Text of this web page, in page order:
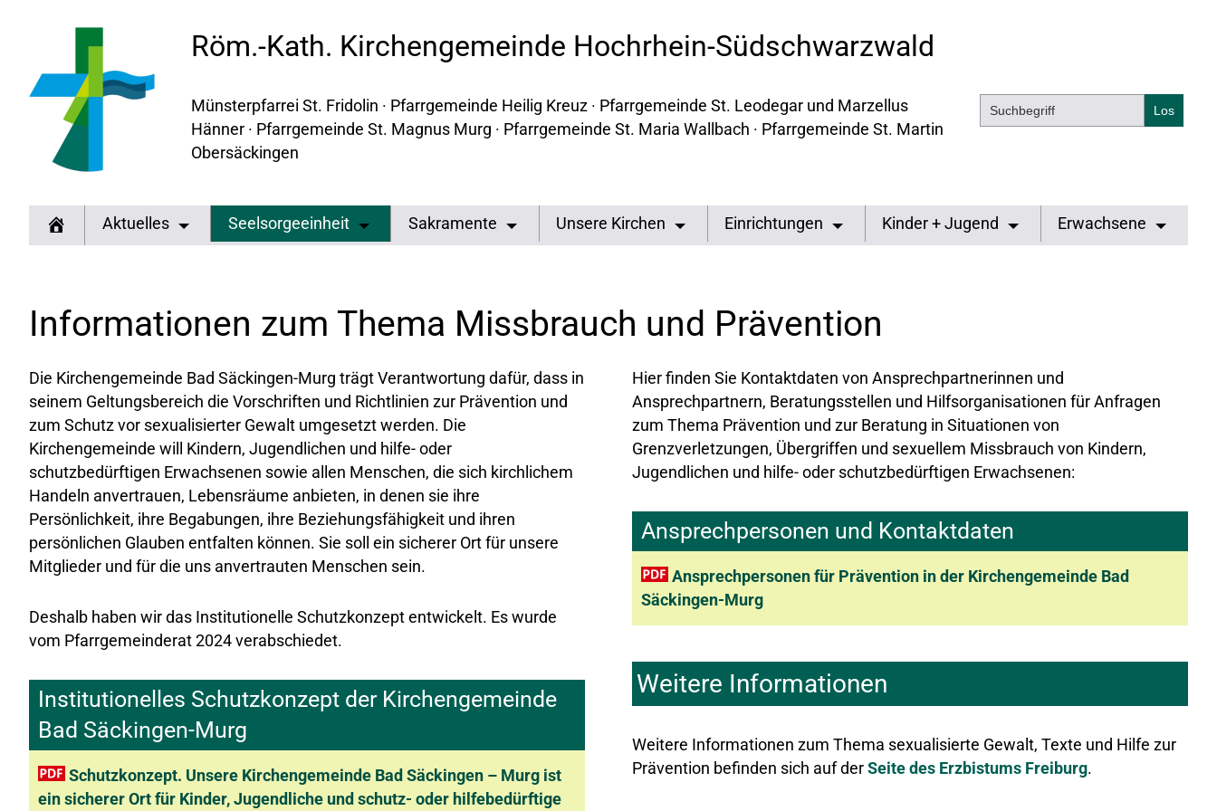
Röm.-Kath. Kirchengemeinde Hochrhein-Südschwarzwald
Münsterpfarrei St. Fridolin · Pfarrgemeinde Heilig Kreuz · Pfarrgemeinde St. Leodegar und Marzellus
Hänner · Pfarrgemeinde St. Magnus Murg · Pfarrgemeinde St. Maria Wallbach · Pfarrgemeinde St. Martin
Obersäckingen
Aktuelles Seelsorgeeinheit Sakramente Unsere Kirchen Einrichtungen Kinder + Jugend Erwachsene
Informationen zum Thema Missbrauch und Prävention
Die Kirchengemeinde Bad Säckingen-Murg trägt Verantwortung dafür, dass in
seinem Geltungsbereich die Vorschriften und Richtlinien zur Prävention und
zum Schutz vor sexualisierter Gewalt umgesetzt werden. Die
Kirchengemeinde will Kindern, Jugendlichen und hilfe- oder
schutzbedürftigen Erwachsenen sowie allen Menschen, die sich kirchlichem
Handeln anvertrauen, Lebensräume anbieten, in denen sie ihre
Persönlichkeit, ihre Begabungen, ihre Beziehungsfähigkeit und ihren
persönlichen Glauben entfalten können. Sie soll ein sicherer Ort für unsere
Mitglieder und für die uns anvertrauten Menschen sein.
Deshalb haben wir das Institutionelle Schutzkonzept entwickelt. Es wurde
vom Pfarrgemeinderat 2024 verabschiedet.
Institutionelles Schutzkonzept der Kirchengemeinde
Bad Säckingen-Murg
Schutzkonzept. Unsere Kirchengemeinde Bad Säckingen – Murg ist
ein sicherer Ort für Kinder, Jugendliche und schutz- oder hilfebedürftige
Hier finden Sie Kontaktdaten von Ansprechpartnerinnen und
Ansprechpartnern, Beratungsstellen und Hilfsorganisationen für Anfragen
zum Thema Prävention und zur Beratung in Situationen von
Grenzverletzungen, Übergriffen und sexuellem Missbrauch von Kindern,
Jugendlichen und hilfe- oder schutzbedürftigen Erwachsenen:
Ansprechpersonen und Kontaktdaten
Ansprechpersonen für Prävention in der Kirchengemeinde Bad
Säckingen-Murg
Weitere Informationen
Weitere Informationen zum Thema sexualisierte Gewalt, Texte und Hilfe zur
Prävention befinden sich auf der Seite des Erzbistums Freiburg.